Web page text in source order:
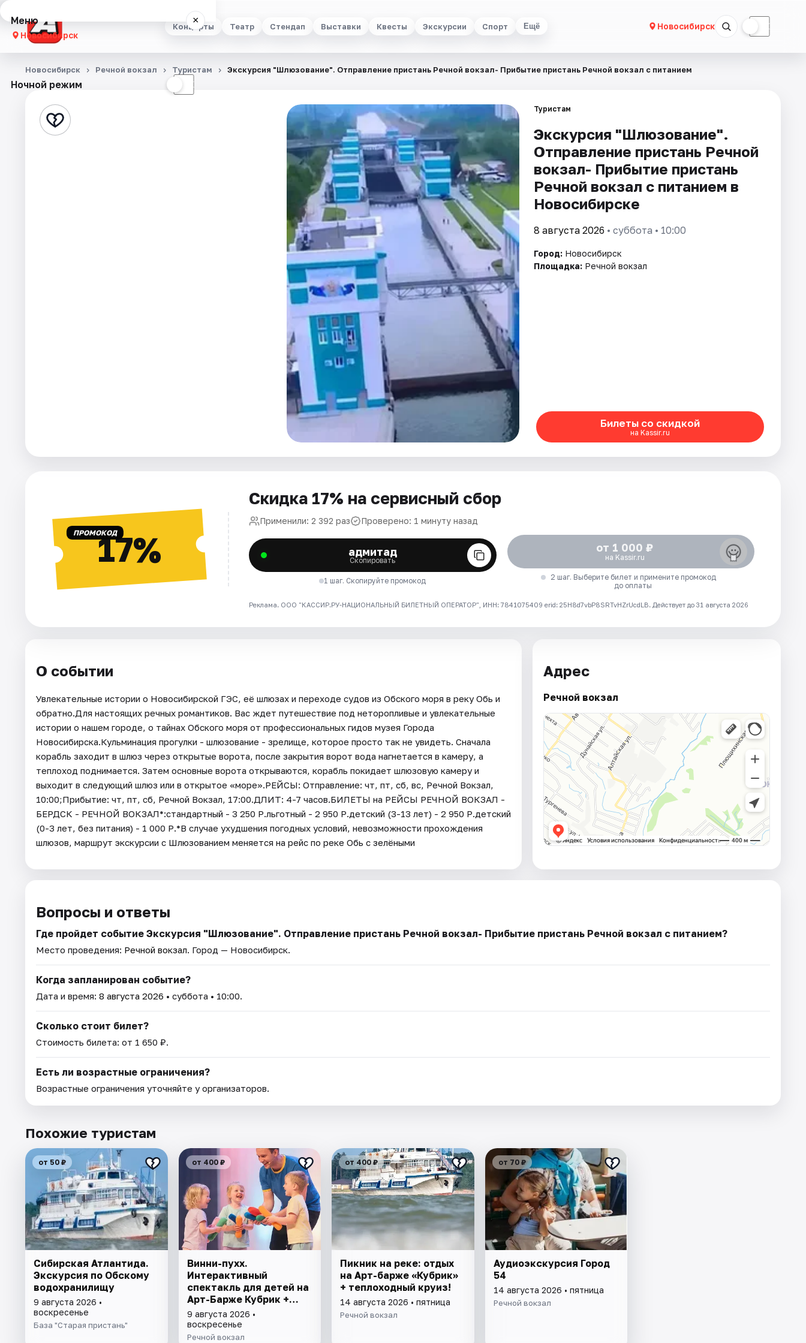
Концерты Театр Стендап Выставки Квесты Экскурсии Спорт Ещё Новосибирск ☾
Меню ×
Новосибирск
Концерты
Стендап
Ночной режим ☾
Новосибирск Речной вокзал Туристам Экскурсия "Шлюзование". Отправление пристань Речной вокзал- Прибытие пристань Речной вокзал с питанием
Туристам
Экскурсия "Шлюзование".
Отправление пристань Речной
вокзал- Прибытие пристань
Речной вокзал с питанием в
Новосибирске
8 августа 2026 • суббота • 10:00
Город: Новосибирск
Площадка: Речной вокзал
Билеты со скидкой
на Kassir.ru
ПРОМОКОД17%
Скидка 17% на сервисный сбор
Применили: 2 392 раз Проверено: 1 минуту назад
адмитад
Скопировать
1 шаг. Скопируйте промокод
от 1 000 ₽
на Kassir.ru
2 шаг. Выберите билет и примените промокод
до оплаты
Реклама. ООО "КАССИР.РУ-НАЦИОНАЛЬНЫЙ БИЛЕТНЫЙ ОПЕРАТОР", ИНН: 7841075409 erid: 25H8d7vbP8SRTvHZrUcdLB. Действует до 31 августа 2026
О событии
Увлекательные истории о Новосибирской ГЭС, её шлюзах и переходе судов из Обского моря в реку Обь и
обратно.Для настоящих речных романтиков. Вас ждет путешествие под неторопливые и увлекательные
истории о нашем городе, о тайнах Обского моря от профессиональных гидов музея Города
Новосибирска.Кульминация прогулки - шлюзование - зрелище, которое просто так не увидеть. Сначала
корабль заходит в шлюз через открытые ворота, после закрытия ворот вода нагнетается в камеру, а
теплоход поднимается. Затем основные ворота открываются, корабль покидает шлюзовую камеру и
выходит в следующий шлюз или в открытое «море».РЕЙСЫ: Отправление: чт, пт, сб, вс, Речной Вокзал,
10:00;Прибытие: чт, пт, сб, Речной Вокзал, 17:00.ДЛИТ: 4-7 часов.БИЛЕТЫ на РЕЙСЫ РЕЧНОЙ ВОКЗАЛ -
БЕРДСК - РЕЧНОЙ ВОКЗАЛ*:стандартный - 3 250 Р.льготный - 2 950 Р.детский (3-13 лет) - 2 950 Р.детский
(0-3 лет, без питания) - 1 000 Р.*В случае ухудшения погодных условий, невозможности прохождения
шлюзов, маршрут экскурсии с Шлюзованием меняется на рейс по реке Обь с зелёными
Адрес
Речной вокзал
Вопросы и ответы
Где пройдет событие Экскурсия "Шлюзование". Отправление пристань Речной вокзал- Прибытие пристань Речной вокзал с питанием?
Место проведения: Речной вокзал. Город — Новосибирск.
Когда запланирован событие?
Дата и время: 8 августа 2026 • суббота • 10:00.
Сколько стоит билет?
Стоимость билета: от 1 650 ₽.
Есть ли возрастные ограничения?
Возрастные ограничения уточняйте у организаторов.
Похожие туристам
от 50 ₽
Сибирская Атлантида.
Экскурсия по Обскому
водохранилищу
9 августа 2026 •
воскресенье
База "Старая пристань"
от 400 ₽
Винни-пухх.
Интерактивный
спектакль для детей на
Арт-Барже Кубрик +
прогулка на теплоходе
9 августа 2026 •
воскресенье
Речной вокзал
от 400 ₽
Пикник на реке: отдых
на Арт-барже «Кубрик»
+ теплоходный круиз!
14 августа 2026 • пятница
Речной вокзал
от 70 ₽
Аудиоэкскурсия Город
54
14 августа 2026 • пятница
Речной вокзал